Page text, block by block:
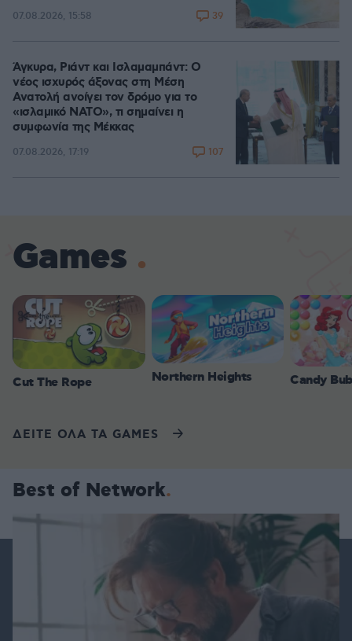
07.08.2026, 15:58 39
Άγκυρα, Ριάντ και Ισλαμαμπάντ: Ο
νέος ισχυρός άξονας στη Μέση
Ανατολή ανοίγει τον δρόμο για το
«ισλαμικό ΝΑΤΟ», τι σημαίνει η
συμφωνία της Μέκκας
07.08.2026, 17:19 107
Games
Cut The Rope Northern Heights Candy
ΔΕΙΤΕ ΟΛΑ ΤΑ GAMES
Best of Network